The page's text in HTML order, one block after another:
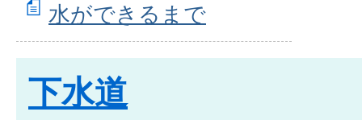
水ができるまで
下水道